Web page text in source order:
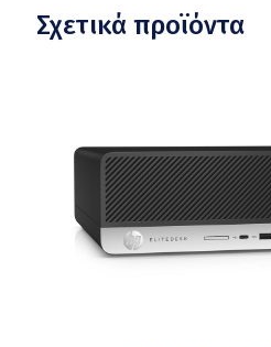
Σχετικά προϊόντα